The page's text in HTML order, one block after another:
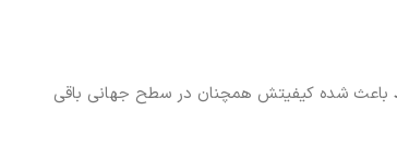
باعث شده کیفیتش همچنان در سطح جهانی باقی